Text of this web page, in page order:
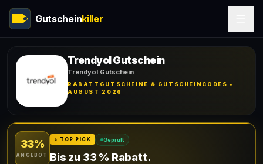
Gutscheinkiller
Trendyol Gutschein
Trendyol Gutschein
RABATTGUTSCHEINE & GUTSCHEINCODES •
AUGUST 2026
33%
ANGEBOT
⭐ TOP PICK Geprüft
Bis zu 33 % Rabatt.